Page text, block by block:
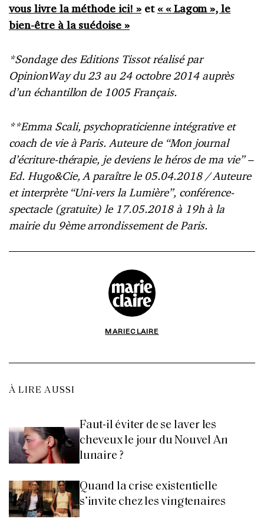
vous livre la méthode ici! »et « « Lagom », le
bien-être à la suédoise »
*Sondage des Editions Tissot réalisé par
OpinionWay du 23 au 24 octobre 2014 auprès
d’un échantillon de 1005 Français.
**Emma Scali, psychopraticienne intégrative et
coach de vie à Paris. Auteure de “Mon journal
d’écriture-thérapie, je deviens le héros de ma vie” –
Ed. Hugo&Cie, A paraître le 05.04.2018 / Auteure
et interprète “Uni-vers la Lumière”, conférence-
spectacle (gratuite) le 17.05.2018 à 19h à la
mairie du 9ème arrondissement de Paris.
MARIECLAIRE
À LIRE AUSSI
Faut-il éviter de se laver les
cheveux le jour du Nouvel An
lunaire ?
Quand la crise existentielle
s’invite chez les vingtenaires